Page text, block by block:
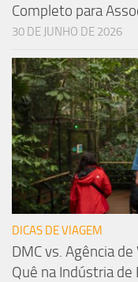
Completo para
30 DE JUNHO DE 2026
DICAS DE VIAGEM
DMC vs. Agência
Quê na Indústria